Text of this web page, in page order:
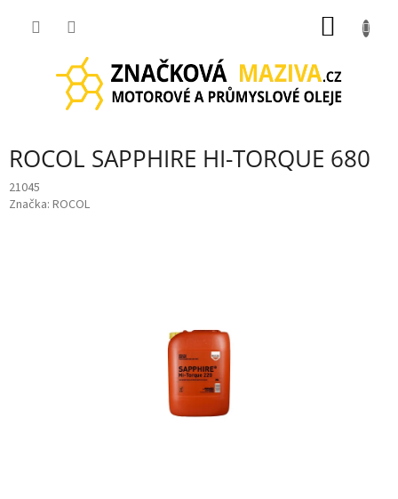
ROCOL SAPPHIRE HI-TORQUE 680
21045
Značka: ROCOL